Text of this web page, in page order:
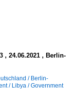
, 24.06.2021 , Berlin-
/ Berlin-
/ Libya / Government